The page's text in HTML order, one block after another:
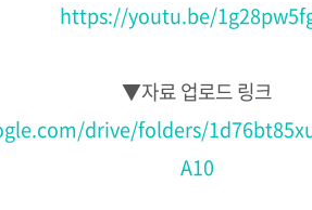
https://youtu.be/
▼자료 업로드 링크
drive/folders/
A10